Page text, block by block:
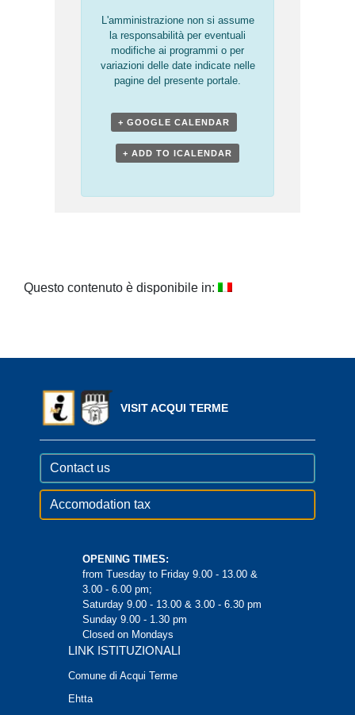
L'amministrazione non si assume
la responsabilità per eventuali
modifiche ai programmi o per
variazioni delle date indicate nelle
pagine del presente portale.
+ GOOGLE CALENDAR
+ ADD TO ICALENDAR
Questo contenuto è disponibile in:
VISIT ACQUI TERME
Contact us
Accomodation tax
OPENING TIMES:
from Tuesday to Friday 9.00 - 13.00 &
3.00 - 6.00 pm;
Saturday 9.00 - 13.00 & 3.00 - 6.30 pm
Sunday 9.00 - 1.30 pm
Closed on Mondays
LINK ISTITUZIONALI
Comune di Acqui Terme
Ehtta